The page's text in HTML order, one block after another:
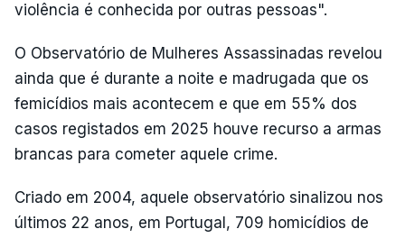
violência é conhecida por outras pessoas".
O Observatório de Mulheres Assassinadas revelou
ainda que é durante a noite e madrugada que os
femicídios mais acontecem e que em 55% dos
casos registados em 2025 houve recurso a armas
brancas para cometer aquele crime.
Criado em 2004, aquele observatório sinalizou nos
últimos 22 anos, em Portugal, 709 homicídios de